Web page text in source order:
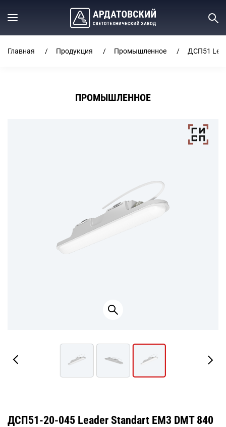
Главная Продукция Промышленное ДСП51
ПРОМЫШЛЕННОЕ
ДСП51-20-045 Leader Standart ЕМ3 DМТ 840